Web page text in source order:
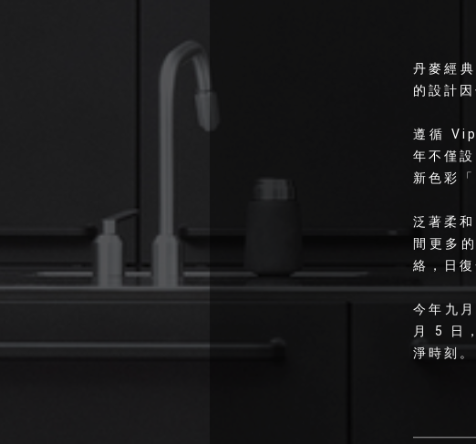
丹麥經
的設計
遵循
年不僅
新色彩
泛著柔
間更多
絡，日
今年九
月 5 日
淨時刻。